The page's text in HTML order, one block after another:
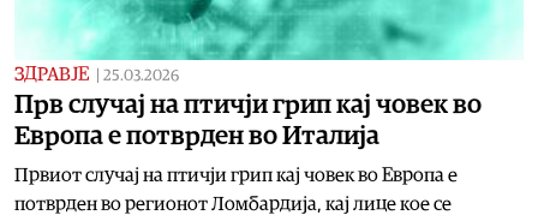
ЗДРАВЈЕ 25.03.2026
Прв случај на птичји грип кај човек во
Европа е потврден во Италија
Првиот случај на птичји грип кај човек во Европа е
потврден во регионот Ломбардија, кај лице кое се